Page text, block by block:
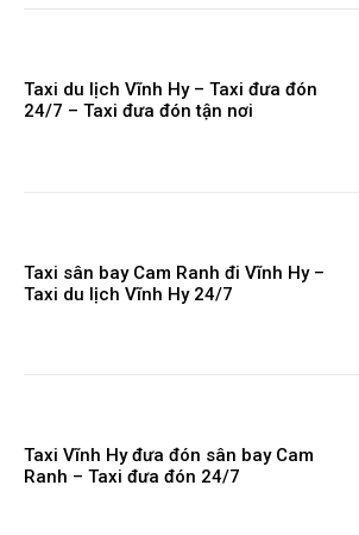
Taxi du lịch Vĩnh Hy – Taxi đưa đón
24/7 – Taxi đưa đón tận nơi
Taxi sân bay Cam Ranh đi Vĩnh Hy –
Taxi du lịch Vĩnh Hy 24/7
Taxi Vĩnh Hy đưa đón sân bay Cam
Ranh – Taxi đưa đón 24/7